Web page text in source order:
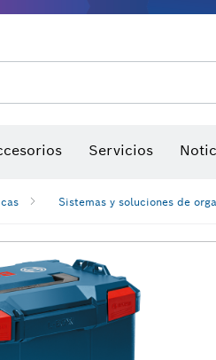
Servicios
Sistemas y soluciones de